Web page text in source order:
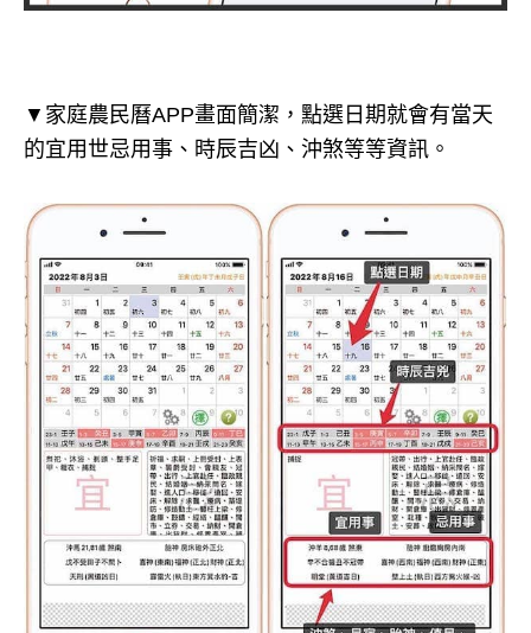
▼家庭農民曆APP畫面簡潔，點選日期就會有當天
的宜用世忌用事、時辰吉凶、沖煞等等資訊。